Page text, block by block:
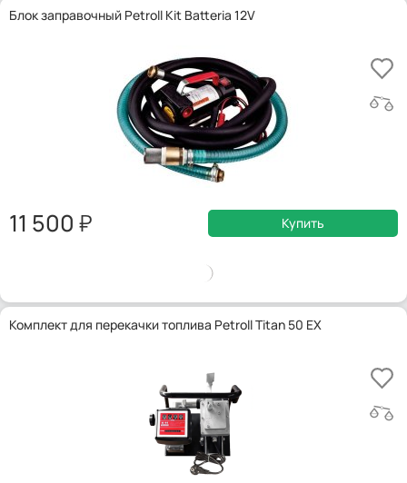
Блок заправочный Petroll Kit Batteria 12V
11 500 Купить
Комплект для перекачки топлива Petroll Titan 50 EX